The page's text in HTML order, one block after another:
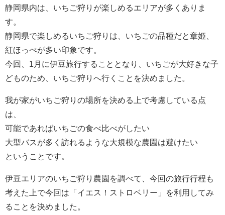
静岡県内は、いちご狩りが楽しめるエリアが多くありま
す。
静岡県で楽しめるいちご狩りは、いちごの品種だと章姫、
紅ほっぺが多い印象です。
今回、1月に伊豆旅行することとなり、いちごが大好きな子
どものため、いちご狩りへ行くことを決めました。
我が家がいちご狩りの場所を決める上で考慮している点
は、
可能であればいちごの食べ比べがしたい
大型バスが多く訪れるような大規模な農園は避けたい
ということです。
伊豆エリアのいちご狩り農園を調べて、今回の旅行行程も
考えた上で今回は「イエス！ストロベリー」を利用してみ
ることを決めました。